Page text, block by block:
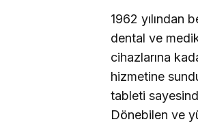
1962 yılından
dental ve
cihazlarına
hizmetine
tableti
Dönebilen ve